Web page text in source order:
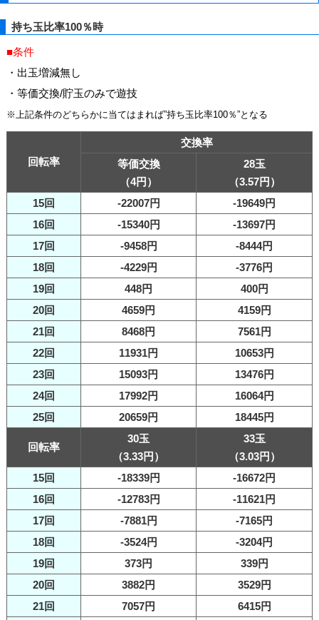
持ち玉比率100％時
■条件
・出玉増減無し
・等価交換/貯玉のみで遊技
※上記条件のどちらかに当てはまれば”持ち玉比率100％”となる
回転率
交換率
等価交換
（4円）
28玉
（3.57円）
15回
-22007円
-19649円
16回
-15340円
-13697円
17回
-9458円
-8444円
18回
-4229円
-3776円
19回
448円
400円
20回
4659円
4159円
21回
8468円
7561円
22回
11931円
10653円
23回
15093円
13476円
24回
17992円
16064円
25回
20659円 18445円
回転率
30玉
（3.33円）
33玉
（3.03円）
15回
-18339円
-16672円
16回
-12783円
-11621円
17回
-7881円
-7165円
18回
-3524円
-3204円
19回
373円
339円
20回
3882円
3529円
21回
7057円
6415円